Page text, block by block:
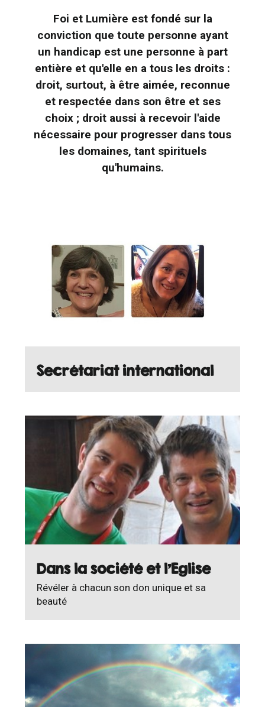
Foi et Lumière est fondé sur la
conviction que toute personne ayant
un handicap est une personne à part
entière et qu'elle en a tous les droits :
droit, surtout, à être aimée, reconnue
et respectée dans son être et ses
choix ; droit aussi à recevoir l'aide
nécessaire pour progresser dans tous
les domaines, tant spirituels
qu'humains.
Secrétariat international
Dans la société et l'Eglise
Révéler à chacun son don unique et sa
beauté